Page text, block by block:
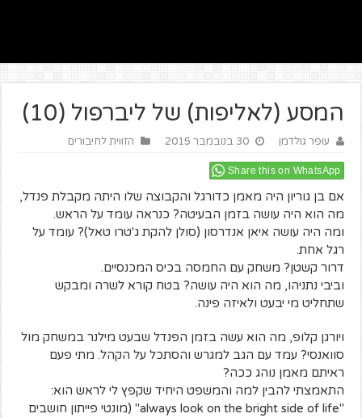
המסע (לאליפות) של ליברפול (10)
עופר גולדמן 30 בנובמבר 2015 הזווית לחיבורים
Share this on WhatsApp
אם בן גוריון היה מאמן כדורגל והקבוצה שלו היתה מקבלת פנדל,
מה הוא היה עושה בזמן הבעיטה? כנראה עומד על הראש.
ומה היה עושה איאן אנדרסון (סולן להקת ג'טרו טאל)? עומד על
רגל אחת.
דרור קשטן? משחק עם החמסה בכיס המכנסיים.
וביבי נתניהו, מה הוא היה עושה? בטח קורא לשרה ומבקש
שתחליט מי יבעט ולאיזה פינה.
ויורגן קלופ, מה הוא עשה בזמן הפנדל שבעט מילנר במשחק מול
סוואנסי? עמד עם הגב למגרש והסתכל על הקהל. מתי פעם
ראיתם מאמן נוהג ככה?
התאמצתי להבין למה והמשפט היחיד שקפץ לי לראש הוא:
"always look on the bright side of life" (מונטי פייתון חושבים